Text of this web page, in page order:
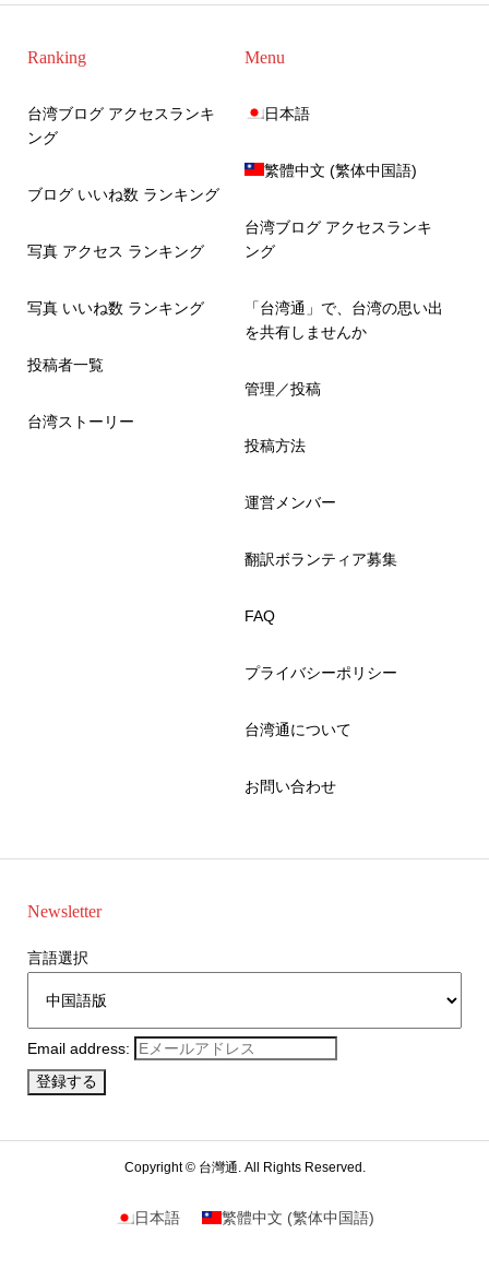
Ranking
台湾ブログ アクセスランキ
ング
ブログ いいね数 ランキング
写真 アクセス ランキング
写真 いいね数 ランキング
投稿者一覧
台湾ストーリー
Menu
日本語
繁體中文 (繁体中国語)
台湾ブログ アクセスランキ
ング
「台湾通」で、台湾の思い出
を共有しませんか
管理／投稿
投稿方法
運営メンバー
翻訳ボランティア募集
FAQ
プライバシーポリシー
台湾通について
お問い合わせ
Newsletter
言語選択
Email address:
Copyright ©台灣通. All Rights Reserved.
日本語 繁體中文 (繁体中国語)